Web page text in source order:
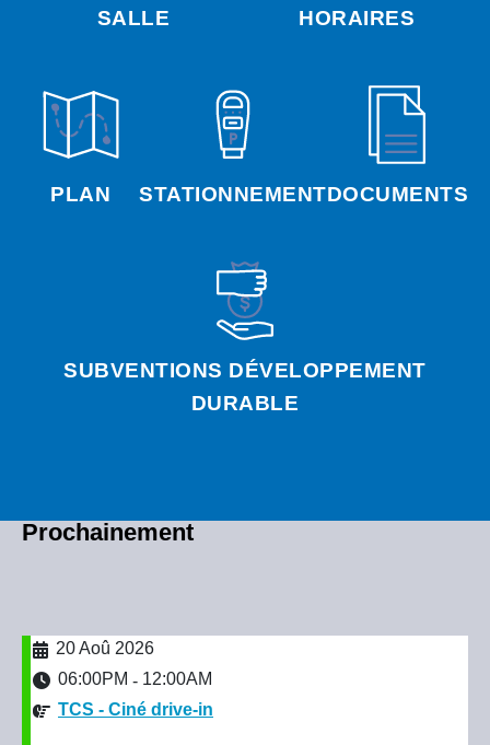
SALLE
HORAIRES
PLAN STATIONNEMENTDOCUMENTS
SUBVENTIONS DÉVELOPPEMENT
DURABLE
Prochainement
20 Aoû 2026
06:00PM - 12:00AM
TCS - Ciné drive-in